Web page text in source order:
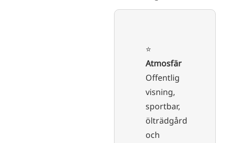
⭐️
Atmosfär
Offentlig
visning,
sportbar,
ölträdgård
och